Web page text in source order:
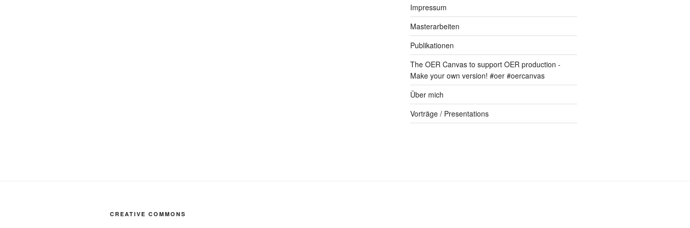
Impressum
Masterarbeiten
Publikationen
The OER Canvas to support OER production -
Make your own version! #oer #oercanvas
Über mich
Vorträge / Presentations
CREATIVE COMMONS